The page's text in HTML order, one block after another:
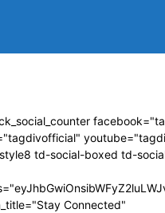
td-social-boxed td-
Connected"